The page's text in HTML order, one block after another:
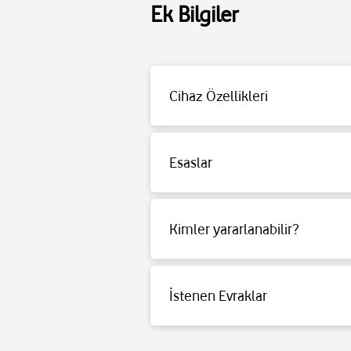
Ek Bilgiler
Cihaz Özellikleri
Çıkış Gücü: 20 W Müzik Çalma Süresi:
Esaslar
Detaylı bilgi için tıklayınız.
Kimler yararlanabilir?
Detaylı bilgi için tıklayınız.
İstenen Evraklar
Detaylı bilgi için tıklayınız.